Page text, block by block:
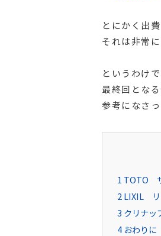
とにかく出
それは非常
というわけ
最終回とな
参考になさ
1 TOTO
2 LIXIL リ
3 クリナ
4 おわりに